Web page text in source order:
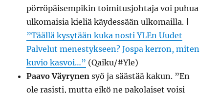
pörröpäisempikin toimitusjohtaja voi puhua
ulkomaisia kieliä käydessään ulkomailla. |
”Täällä kysytään kuka nosti YLEn Uudet
Palvelut menestykseen? Jospa kerron, miten
kuvio kasvoi…” (Qaiku/#Yle)
Paavo Väyrynen syö ja säästää kakun. ”En
ole rasisti, mutta eikö ne pakolaiset voisi